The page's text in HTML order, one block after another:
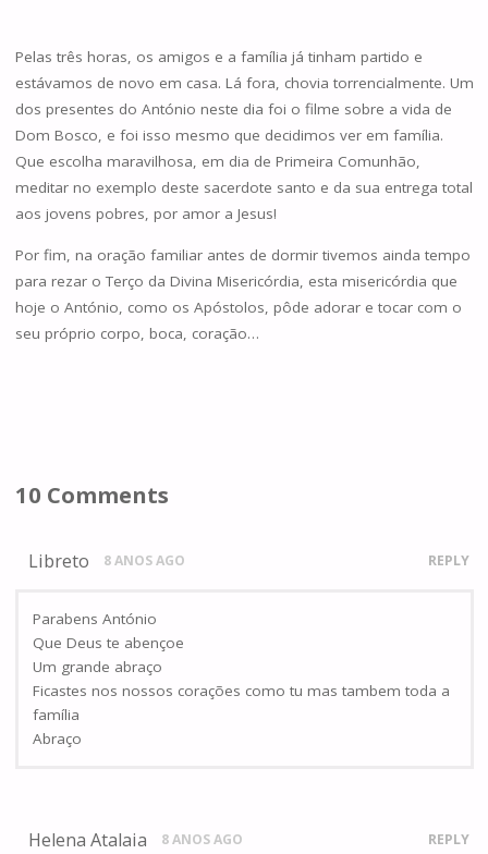
Pelas três horas, os amigos e a família já tinham partido e
estávamos de novo em casa. Lá fora, chovia torrencialmente. Um
dos presentes do António neste dia foi o filme sobre a vida de
Dom Bosco, e foi isso mesmo que decidimos ver em família.
Que escolha maravilhosa, em dia de Primeira Comunhão,
meditar no exemplo deste sacerdote santo e da sua entrega total
aos jovens pobres, por amor a Jesus!
Por fim, na oração familiar antes de dormir tivemos ainda tempo
para rezar o Terço da Divina Misericórdia, esta misericórdia que
hoje o António, como os Apóstolos, pôde adorar e tocar com o
seu próprio corpo, boca, coração…
10 Comments
Libreto 8 ANOS AGO REPLY
Parabens António
Que Deus te abençoe
Um grande abraço
Ficastes nos nossos corações como tu mas tambem toda a
família
Abraço
Helena Atalaia 8 ANOS AGO REPLY